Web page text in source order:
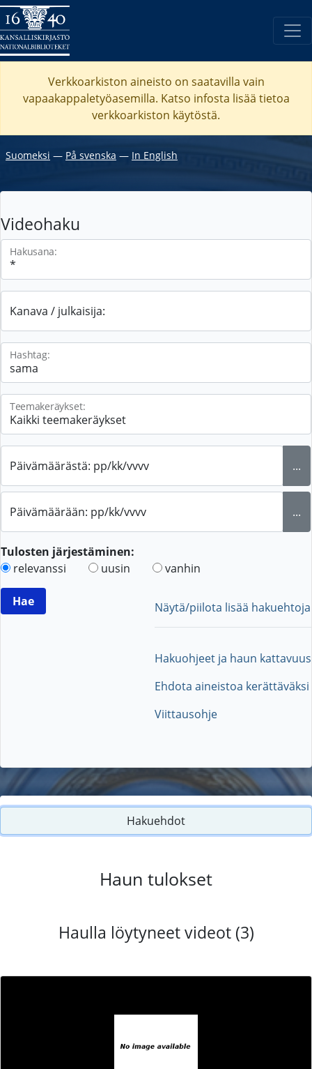
Verkkoarkiston aineisto on saatavilla vain
vapaakappaletyöasemilla. Katso infosta lisää tietoa
verkkoarkiston käytöstä.
Suomeksi ― På svenska ― In English
Videohaku
Hakusana:
Kanava / julkaisija:
Hashtag:
Teemakeräykset:
Päivämäärästä: pp/kk/vvvv ...
Päivämäärään: pp/kk/vvvv ...
Tulosten järjestäminen:
relevanssi
uusin vanhin
Näytä/piilota lisää hakuehtoja
Hakuohjeet ja haun kattavuus
Ehdota aineistoa kerättäväksi
Viittausohje
Hakuehdot
Haun tulokset
Haulla löytyneet videot (3)